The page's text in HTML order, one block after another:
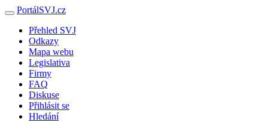
PortálSVJ.cz
Přehled SVJ
Odkazy
Mapa webu
Legislativa
Firmy
FAQ
Diskuse
Přihlásit se
Hledání